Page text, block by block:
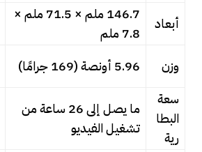
أبعاد
146.7 ملم × 71.5 ملم ×
7.8 ملم
وزن
5.96 أونصة (169 جرامًا)
سعة
البطا
رية
ما يصل إلى 26 ساعة من
تشغيل الفيديو